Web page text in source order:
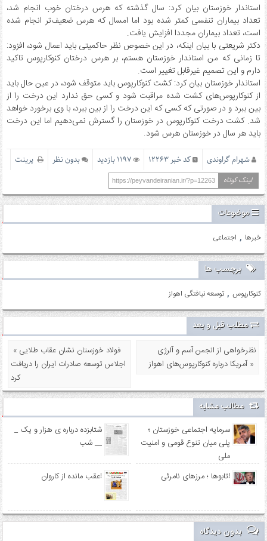
استاندار خوزستان بیان کرد: سال گذشته که هرس درختان خوب انجام شد،
تعداد بیماران تنفسی کمتر شده بود اما امسال که هرس ضعیف‌تر انجام شده
است، تعداد بیماران مجددا افزایش یافت.
دکتر شریعتی با بیان اینکه، در این خصوص نظر حاکمیتی باید اعمال شود، افزود:
تا زمانی که من استاندار خوزستان هستم، بر هرس درختان کنوکارپوس تاکید
دارم و این تصمیم غیرقابل تغییر است.
استاندار خوزستان بیان کرد: کشت کنوکارپوس باید متوقف شود، در عین حال باید
از کنوکارپوس‌های کشت شده مراقبت شود و کسی حق ندارد این درخت را از
بین ببرد و در صورتی که کسی که این درخت را از بین ببرد، با وی برخورد خواهد
شد. کشت درخت کنوکارپوس در خوزستان را گسترش نمی‌دهیم اما این درخت
باید هر سال در خوزستان هرس شود.
شهرام گراوندی کد خبر 12263 1197 بازدید بدون نظر پرینت
لینک کوتاه https://peyvandeiranian.ir/?p=12263
موضوعات
اجتماعی , خبرها
برچسب ها
توسعه نیافتگی اهواز , کنوکارپوس
مطلب قبل و بعد
نظرخواهی از انجمن آسم و آلرژی
آمریکا درباره کنوکارپوس‌های اهواز »
« فولاد خوزستان نشان عقاب طلایی
اجلاس توسعه صادرات ایران را دریافت
کرد
مطالب مشابه
سرمایه اجتماعی خوزستان ؛
پلی میان تنوع قومی و امنیت
ملی
_ شتابزده درباره ی هزار و یک
شب __
تابوها ؛ مرزهای نامرئی! عقب مانده از کاروان!
بدون دیدگاه